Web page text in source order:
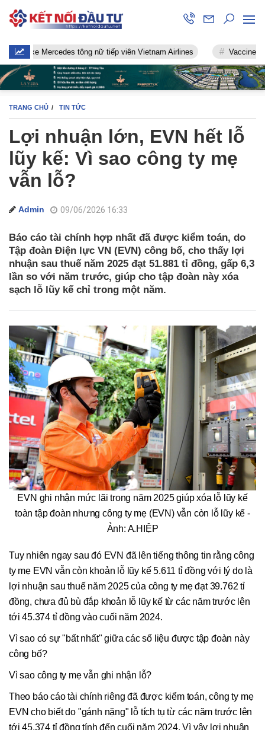
Mercedes tông nữ tiếp viên Vietnam Airlines Vaccine chống
TRANG CHỦ TIN TỨC
Lợi nhuận lớn, EVN hết lỗ
lũy kế: Vì sao công ty mẹ
vẫn lỗ?
Admin 09/06/2026 16:33
Báo cáo tài chính hợp nhất đã được kiểm toán, do
Tập đoàn Điện lực VN (EVN) công bố, cho thấy lợi
nhuận sau thuế năm 2025 đạt 51.881 tỉ đồng, gấp 6,3
lần so với năm trước, giúp cho tập đoàn này xóa
sạch lỗ lũy kế chỉ trong một năm.
EVN ghi nhận mức lãi trong năm 2025 giúp xóa lỗ lũy kế
toàn tập đoàn nhưng công ty mẹ (EVN) vẫn còn lỗ lũy kế -
Ảnh: A.HIỆP
Tuy nhiên ngay sau đó EVN đã lên tiếng thông tin rằng công
ty mẹ EVN vẫn còn khoản lỗ lũy kế 5.611 tỉ đồng với lý do là
lợi nhuận sau thuế năm 2025 của công ty mẹ đạt 39.762 tỉ
đồng, chưa đủ bù đắp khoản lỗ lũy kế từ các năm trước lên
tới 45.374 tỉ đồng vào cuối năm 2024.
Vì sao có sự "bất nhất" giữa các số liệu được tập đoàn này
công bố?
Vì sao công ty mẹ vẫn ghi nhận lỗ?
Theo báo cáo tài chính riêng đã được kiểm toán, công ty mẹ
EVN cho biết do "gánh nặng" lỗ tích tụ từ các năm trước lên
tới 45.374 tỉ đồng tính đến cuối năm 2024. Vì vậy lợi nhuận